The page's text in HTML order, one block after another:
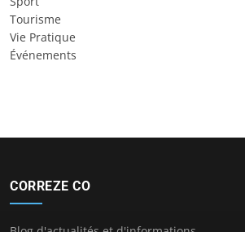
Tourisme
Vie Pratique
Événements
CORREZE CO